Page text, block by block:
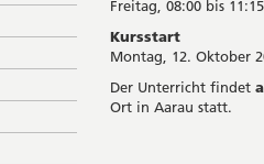
Freitag, 08:00 bis
Kursstart
Montag, 12. Oktober
Der Unterricht findet
Ort in Aarau statt.